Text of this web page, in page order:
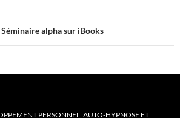
alpha sur iBooks
PERSONNEL, AUTO-HYPNOSE ET